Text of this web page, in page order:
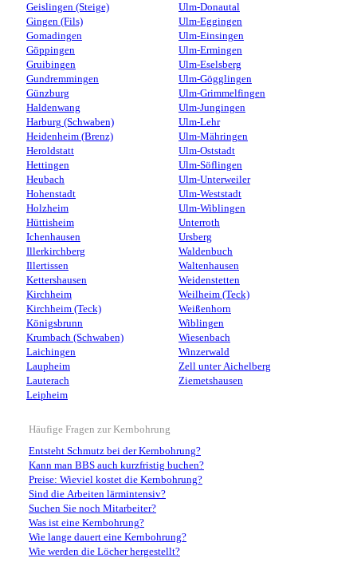
Geislingen (Steige)
Gingen (Fils)
Gomadingen
Göppingen
Gruibingen
Gundremmingen
Günzburg
Haldenwang
Harburg (Schwaben)
Heidenheim (Brenz)
Heroldstatt
Hettingen
Heubach
Hohenstadt
Holzheim
Hüttisheim
Ichenhausen
Illerkirchberg
Illertissen
Kettershausen
Kirchheim
Kirchheim (Teck)
Königsbrunn
Krumbach (Schwaben)
Laichingen
Laupheim
Lauterach
Leipheim
Ulm-Donautal
Ulm-Eggingen
Ulm-Einsingen
Ulm-Ermingen
Ulm-Eselsberg
Ulm-Gögglingen
Ulm-Grimmelfingen
Ulm-Jungingen
Ulm-Lehr
Ulm-Mähringen
Ulm-Oststadt
Ulm-Söflingen
Ulm-Unterweiler
Ulm-Weststadt
Ulm-Wiblingen
Unterroth
Ursberg
Waldenbuch
Waltenhausen
Weidenstetten
Weilheim (Teck)
Weißenhorn
Wiblingen
Wiesenbach
Winzerwald
Zell unter Aichelberg
Ziemetshausen
Häufige Fragen zur Kernbohrung
Entsteht Schmutz bei der Kernbohrung?
Kann man BBS auch kurzfristig buchen?
Preise: Wieviel kostet die Kernbohrung?
Sind die Arbeiten lärmintensiv?
Suchen Sie noch Mitarbeiter?
Was ist eine Kernbohrung?
Wie lange dauert eine Kernbohrung?
Wie werden die Löcher hergestellt?